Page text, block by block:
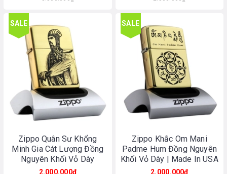
SALE
Zippo Quân Sư Khổng
Minh Gia Cát Lượng Đồng
Nguyên Khối Vỏ Dày
2.000.000₫
SALE
Zippo Khắc Om Mani
Padme Hum Đồng Nguyên
Khối Vỏ Dày | Made In USA
2.000.000₫